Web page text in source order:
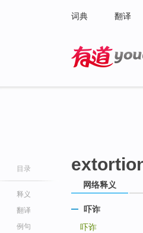
词典 翻译
目录
释义
翻译
例句
网络释义
吓诈
吓诈